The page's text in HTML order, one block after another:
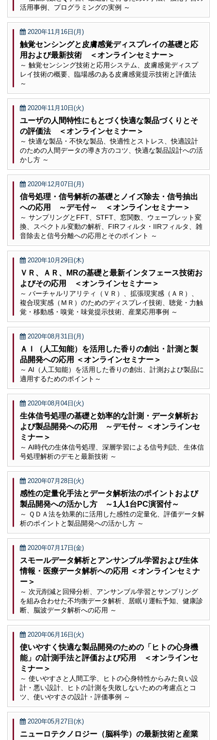
活用事例、プログラミングの実例 ～
2020年11月16日(月)
触覚センシングと皮膚感覚ディスプレイの基礎と応
用および最新技術 ＜オンラインセミナー＞
～ 触覚センシング技術と応用システム、皮膚感覚ディスプ
レイ技術の概要、臨場感のある皮膚感覚提示技術と評価法
～
2020年11月10日(火)
ユーザの人間特性にもとづく快適な製品づくりとそ
の評価法 ＜オンラインセミナー＞
～ 快適な製品・不快な製品、快適性とストレス、快適設計
のための人間データの導き方のコツ、快適な製品設計への活
かし方 ～
2020年12月07日(月)
信号処理・信号解析の基礎とノイズ除去・信号抽出
への応用 ～デモ付～ ＜オンラインセミナー＞
～ サンプリングとFFT、STFT、窓関数、ウェーブレット変
換、スペクトル変動の解析、FIRフィルタ・IIRフィルタ、雑
音除去と信号分離への応用とそのポイント ～
2020年10月29日(木)
ＶＲ、ＡＲ、MRの基礎と最新インタフェース技術お
よびその応用 ＜オンラインセミナー＞
～ バーチャルリアリティ（ＶＲ）、拡張現実感（ＡＲ）、
複合現実感（ＭＲ）のためのディスプレイ技術、聴覚・力触
覚・移動感・嗅覚・味覚提示技術、産業応用事例 ～
2020年08月31日(月)
ＡＩ（人工知能）を活用した香りの創出・計測と製
品開発への応用 ＜オンラインセミナー＞
～ AI（人工知能）を活用した香りの創出、計測および製品に
適用するためのポイント～
2020年08月04日(火)
生体信号処理の基礎と効率的な計測・データ解析お
よび製品開発への応用 ～デモ付～ ＜オンラインセ
ミナー＞
～ AI時代の生体信号処理、深層学習による信号判読、生体信
号処理解析のデモと最新技術 ～
2020年07月28日(火)
感性の定量化手法とデータ解析法のポイントおよび
製品開発への活かし方 ～1人1台PC演習付～
～ ＱＤＡ法を効果的に活用した感性の定量化、評価データ解
析のポイントと製品開発への活かし方 ～
2020年07月17日(金)
スモールデータ解析とアンサンブル学習および生体
情報・医療データ解析への応用 ＜オンラインセミナ
ー＞
～ 次元削減と回帰分析、アンサンブル学習とサンプリング
を組み合わせた不均衡データ解析、居眠り運転予知、健康診
断、脳波データ解析への応用 ～
2020年06月16日(火)
使いやすく快適な製品開発のための「ヒトの心身機
能」の計測手法と評価および応用 ＜オンラインセ
ミナー＞
～ 使いやすさと人間工学、ヒトの心身特性からみた良い設
計・悪い設計、ヒトの計測を失敗しないための考慮点とコ
ツ、使いやすさの設計・評価事例 ～
2020年05月27日(水)
ニューロテクノロジー（脳科学）の最新技術と産業